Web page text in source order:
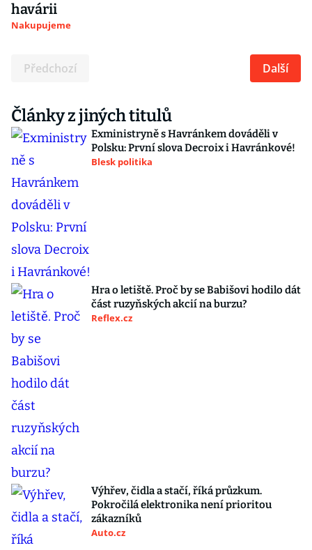
havárii
Nakupujeme
Předchozí Další
Články z jiných titulů
Exministryně s Havránkem dováděli v
Polsku: První slova Decroix i Havránkové!
Blesk politika
Hra o letiště. Proč by se Babišovi hodilo dát
část ruzyňských akcií na burzu?
Reflex.cz
Výhřev, čidla a stačí, říká průzkum.
Pokročilá elektronika není prioritou
zákazníků
Auto.cz